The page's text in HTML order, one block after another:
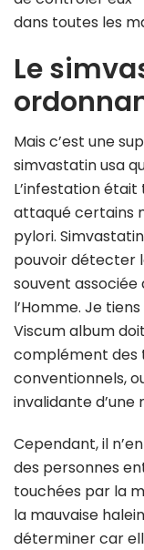
dans toutes les
Le
Mais c’est une
simvastatin usa
L’infestation
attaqué certains
pylori.
pouvoir détecter
souvent associée
l’Homme. Je
Viscum album
complément
conventionnels,
invalidante d’une
Cependant, il
des personnes
touchées par la
la mauvaise
déterminer car